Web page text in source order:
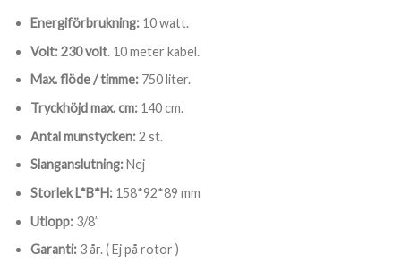
Energiförbrukning:10 watt.
Volt: 230 volt. 10 meter kabel.
Max. flöde / timme:750 liter.
Tryckhöjd max. cm:140 cm.
Antal munstycken:2 st.
Slanganslutning:Nej
Storlek L*B*H:158*92*89 mm
Utlopp:3/8”
Garanti:3 år. ( Ej på rotor )